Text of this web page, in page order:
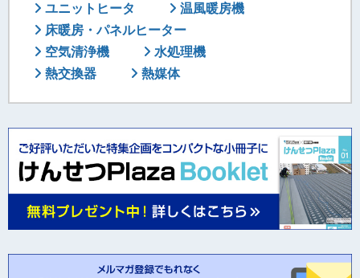
ユニットヒータ
温風暖房機
床暖房・パネルヒーター
空気清浄機
水処理機
熱交換器
熱媒体